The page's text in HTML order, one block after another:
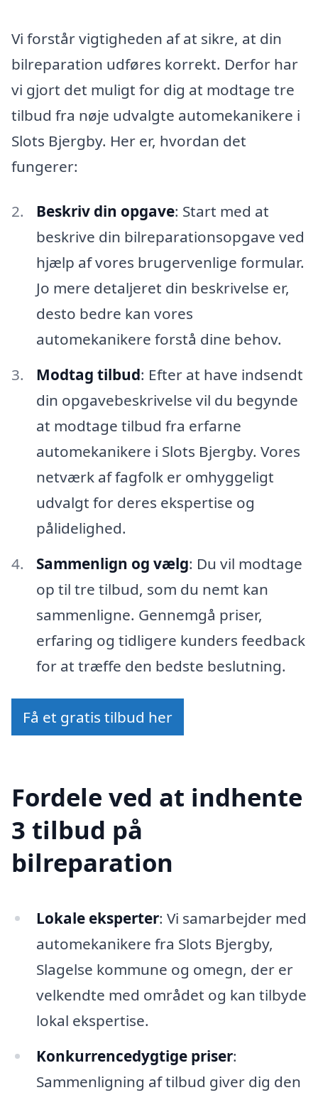
Vi forstår vigtigheden af at sikre, at din
bilreparation udføres korrekt. Derfor har
vi gjort det muligt for dig at modtage tre
tilbud fra nøje udvalgte automekanikere i
Slots Bjergby. Her er, hvordan det
fungerer:
Beskriv din opgave: Start med at
beskrive din bilreparationsopgave ved
hjælp af vores brugervenlige formular.
Jo mere detaljeret din beskrivelse er,
desto bedre kan vores
automekanikere forstå dine behov.
Modtag tilbud: Efter at have indsendt
din opgavebeskrivelse vil du begynde
at modtage tilbud fra erfarne
automekanikere i Slots Bjergby. Vores
netværk af fagfolk er omhyggeligt
udvalgt for deres ekspertise og
pålidelighed.
Sammenlign og vælg: Du vil modtage
op til tre tilbud, som du nemt kan
sammenligne. Gennemgå priser,
erfaring og tidligere kunders feedback
for at træffe den bedste beslutning.
Få et gratis tilbud her
Fordele ved at indhente
3 tilbud på
bilreparation
Lokale eksperter: Vi samarbejder med
automekanikere fra Slots Bjergby,
Slagelse kommune og omegn, der er
velkendte med området og kan tilbyde
lokal ekspertise.
Konkurrencedygtige priser:
Sammenligning af tilbud giver dig den